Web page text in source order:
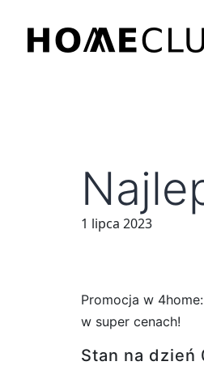
treści
1 lipca 2023
Promocja w
w super cenach!
Stan na dzień